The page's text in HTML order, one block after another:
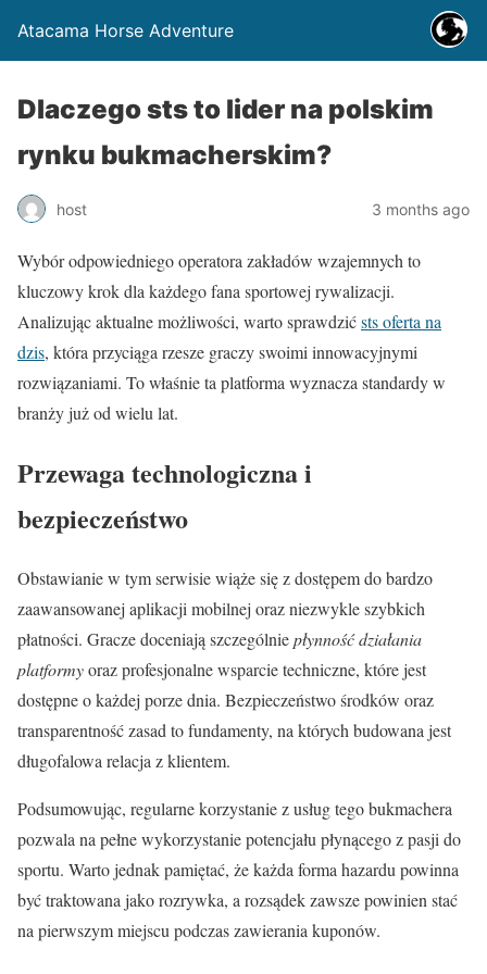
Atacama Horse Adventure
Dlaczego sts to lider na polskim
rynku bukmacherskim?
host 3 months ago
Wybór odpowiedniego operatora zakładów wzajemnych to
kluczowy krok dla każdego fana sportowej rywalizacji.
Analizując aktualne możliwości, warto sprawdzićsts oferta na
dzis, która przyciąga rzesze graczy swoimi innowacyjnymi
rozwiązaniami. To właśnie ta platforma wyznacza standardy w
branży już od wielu lat.
Przewaga technologiczna i
bezpieczeństwo
Obstawianie w tym serwisie wiąże się z dostępem do bardzo
zaawansowanej aplikacji mobilnej oraz niezwykle szybkich
płatności. Gracze doceniają szczególniepłynność działania
platformyoraz profesjonalne wsparcie techniczne, które jest
dostępne o każdej porze dnia. Bezpieczeństwo środków oraz
transparentność zasad to fundamenty, na których budowana jest
długofalowa relacja z klientem.
Podsumowując, regularne korzystanie z usług tego bukmachera
pozwala na pełne wykorzystanie potencjału płynącego z pasji do
sportu. Warto jednak pamiętać, że każda forma hazardu powinna
być traktowana jako rozrywka, a rozsądek zawsze powinien stać
na pierwszym miejscu podczas zawierania kuponów.